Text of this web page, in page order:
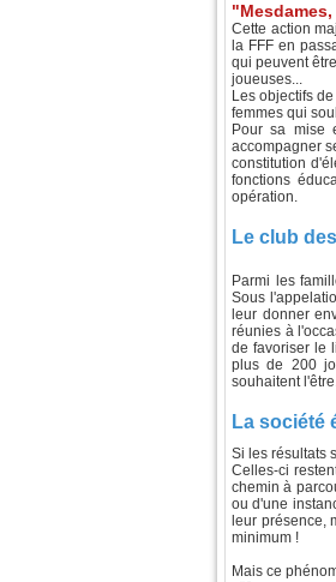
Cette action
la FFF en
qui peuvent
joueuses...
Les objectifs
femmes qui
Pour sa mise
accompagner
constitution
fonctions
opération.
Le club
Parmi les
Sous
leur donner
réunies à
de favoriser le
plus de 200
souhaitent
La société
Si les résultats
Celles-ci
chemin à
ou d'une
leur présence,
minimum !
Mais ce